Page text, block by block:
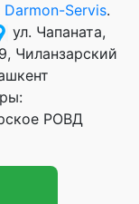
Darmon-Servis.
ул. Чапаната,
Чиланзарский
РОВД